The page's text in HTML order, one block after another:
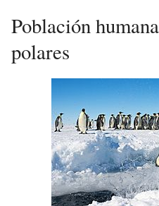
Población
polares